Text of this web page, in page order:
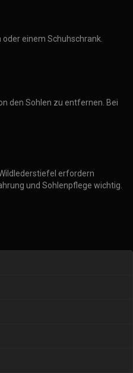
einem Schuhschrank.
den Sohlen zu entfernen. Bei
erfordern
und Sohlenpflege wichtig.